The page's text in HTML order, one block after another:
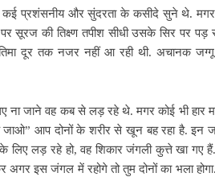
से कई प्रशंसनीय और सुंदरता के कसीदे सुने थे.
सूरज की तिक्ष्ण तपीश सीधी उसके सिर पर पड़
दूर तक नजर नहीं आ रही थी‌. अचानक
जाने वह कब से लड़ रहे थे. मगर कोई भी हार
आप दोनों के शरीर से खून बह रहा है. इन
के लिए लड़ रहे हो, वह शिकार जंगली कुत्ते खा गए
इस जंगल में रहोगे तो तुम दोनों का भला